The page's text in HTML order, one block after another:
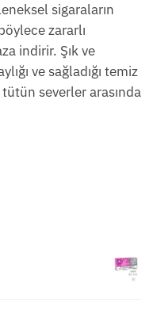
sigaraların
zararlı
indirir. Şık ve
ve sağladığı temiz
severler arasında